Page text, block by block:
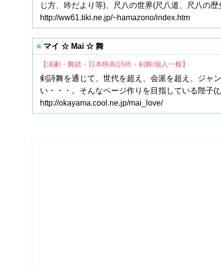
じ方、吟だより等)、尺八の世界(尺八道、尺八の
http://ww61.tiki.ne.jp/~hamazono/index.htm
マイ ☆ Mai ☆ 舞
【演劇・舞踏・日本映画/詩吟・剣舞/個人一般】
剣詩舞を通じて、世代を超え、会派を超え、ジャ
い・・・。そんなページ作りを目指している陛
http://okayama.cool.ne.jp/mai_love/